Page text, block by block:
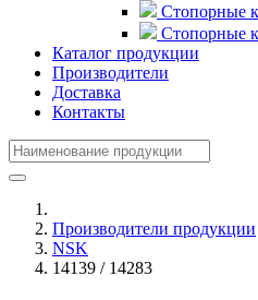
Стопорные
Стопорные
Каталог продукции
Производители
Доставка
Контакты
Производители продукции
NSK
14139 / 14283